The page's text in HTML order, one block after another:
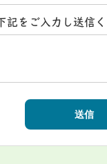
をご入力し送信く